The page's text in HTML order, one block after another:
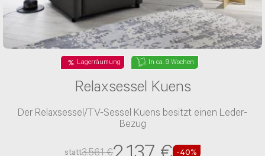
Lagerräumung In ca. 9 Wochen
Relaxsessel Kuens
Der Relaxsessel/TV-Sessel Kuens besitzt einen Leder-
Bezug
statt3.561 € -40%